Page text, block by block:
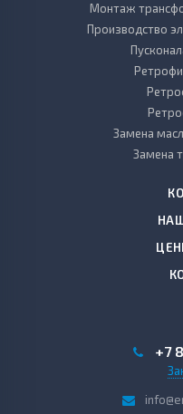
Монтаж
Производство
Замена
Замена
+7